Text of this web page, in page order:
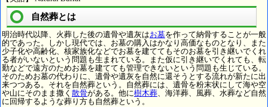
自然葬とは
明治時代以降、火葬した後の遺骨や遺灰はお墓を作って納骨することが一般
的であった。しかし現代では、お墓の購入はかなり高価なものとなり、また
少子化や高齢化、核家族化などでお墓を建ててもそのお墓を引き継いでくれ
る者がいないという問題も生まれている。また仮に引き継いでくれても、転
勤などで遠方のためお墓を建てても管理できないという問題も生じている。
そのためお墓の代わりに、遺骨や遺灰を自然に還そうとする流れが新たに出
来つつある。それを自然葬という。自然葬には、遺骨を粉末状にして海や空
や山にそのまま撒く 散骨がある。他に樹木葬、海洋葬、風葬、水葬など自然
に回帰するような葬り方も自然葬という。